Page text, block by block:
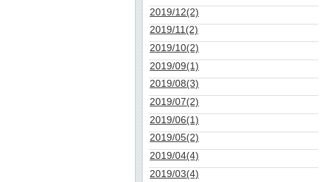
2019/12(2)
2019/11(2)
2019/10(2)
2019/09(1)
2019/08(3)
2019/07(2)
2019/06(1)
2019/05(2)
2019/04(4)
2019/03(4)